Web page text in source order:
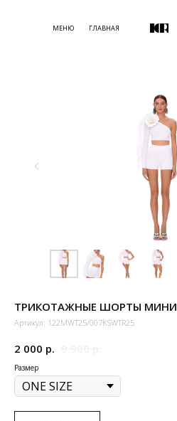
МЕНЮ ГЛАВНАЯ
ТРИКОТАЖНЫЕ ШОРТЫ МИНИ
Артикул: 122MWT25/007KSWTR25
2 000 р.
Размер